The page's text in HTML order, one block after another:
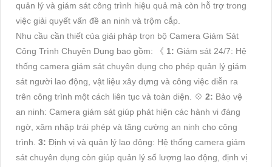
quản lý và giám sát công trình hiệu quả mà còn hỗ trợ trong
việc giải quyết vấn đề an ninh và trộm cắp.
Nhu cầu cần thiết của giải pháp trọn bộ Camera Giám Sát
Công Trình Chuyên Dụng bao gồm: 《 1: Giám sát 24/7: Hệ
thống camera giám sát chuyên dụng cho phép quản lý giám
sát người lao động, vật liệu xây dựng và công việc diễn ra
trên công trình một cách liên tục và toàn diện. 💠 2: Bảo vệ
an ninh: Camera giám sát giúp phát hiện các hành vi đáng
ngờ, xâm nhập trái phép và tăng cường an ninh cho công
trình. 3: Định vị và quản lý lao động: Hệ thống camera giám
sát chuyên dụng còn giúp quản lý số lượng lao động, định vị